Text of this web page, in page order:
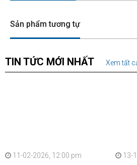
Sản phẩm tương tự
TIN TỨC MỚI NHẤT Xem tất
11-02-2026, 12:00 pm
13-